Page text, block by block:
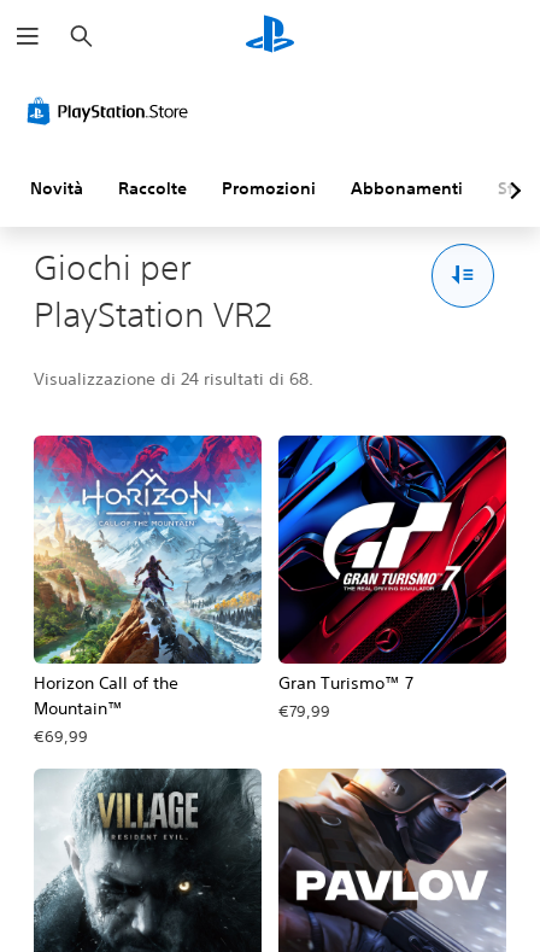
e
r
Novità Raccolte Promozioni Abbonamenti
Giochi per
PlayStation VR2
Visualizzazione di 24 risultati di 68.
Horizon Call of the
Mountain™
€69,99
Gran Turismo™ 7
€79,99